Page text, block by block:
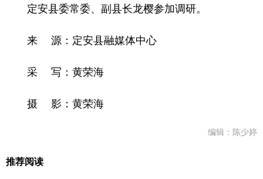
定安县委常委、副县长龙樱参加调研。
来 源：定安县融媒体中心
采 写：黄荣海
摄 影：黄荣海
编辑：陈少婷
推荐阅读